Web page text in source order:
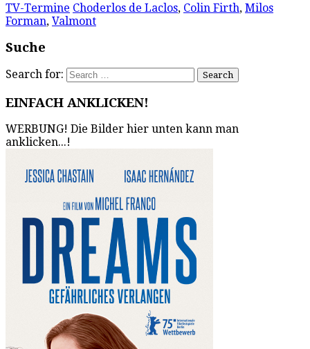
TV-Termine Choderlos de Laclos, Colin Firth, Milos
Forman, Valmont
Suche
Search for:
EINFACH ANKLICKEN!
WERBUNG! Die Bilder hier unten kann man
anklicken...!